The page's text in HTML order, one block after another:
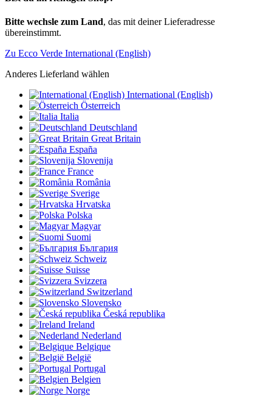
Bitte wechsle zum Land, das mit deiner Lieferadresse
übereinstimmt.
Zu Ecco Verde International (English)
Anderes Lieferland wählen
International (English)
Österreich
Italia
Deutschland
Great Britain
España
Slovenija
France
România
Sverige
Hrvatska
Polska
Magyar
Suomi
България
Schweiz
Suisse
Svizzera
Switzerland
Slovensko
Česká republika
Ireland
Nederland
Belgique
België
Portugal
Belgien
Norge